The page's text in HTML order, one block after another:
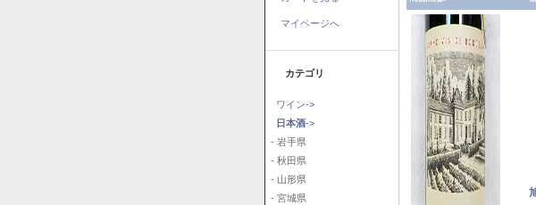
マイページへ
カテゴリ
ワイン->
日本酒->
- 岩手県
- 秋田県
- 山形県
- 宮城県